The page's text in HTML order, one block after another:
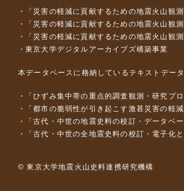
「災害の軽減に貢献するための地震火山観
「災害の軽減に貢献するための地震火山観
「災害の軽減に貢献するための地震火山観
東京大学デジタルアーカイブズ構築事業
本データベースに格納しているテキストデー
「ひずみ集中帯の重点的調査観測・研究プ
「都市の脆弱性が引き起こす激甚災害の軽
「古代・中世の地震史料の校訂・データ
「古代・中世の全地震史料の校訂・電子
© 東京大学地震火山史料連携研究機構